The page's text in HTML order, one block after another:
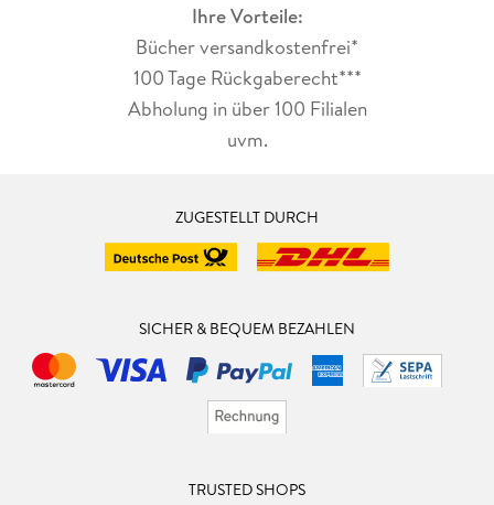
Ihre Vorteile:
Bücher versandkostenfrei*
100 Tage Rückgaberecht***
Abholung in über 100 Filialen
uvm.
ZUGESTELLT DURCH
SICHER & BEQUEM BEZAHLEN
TRUSTED SHOPS